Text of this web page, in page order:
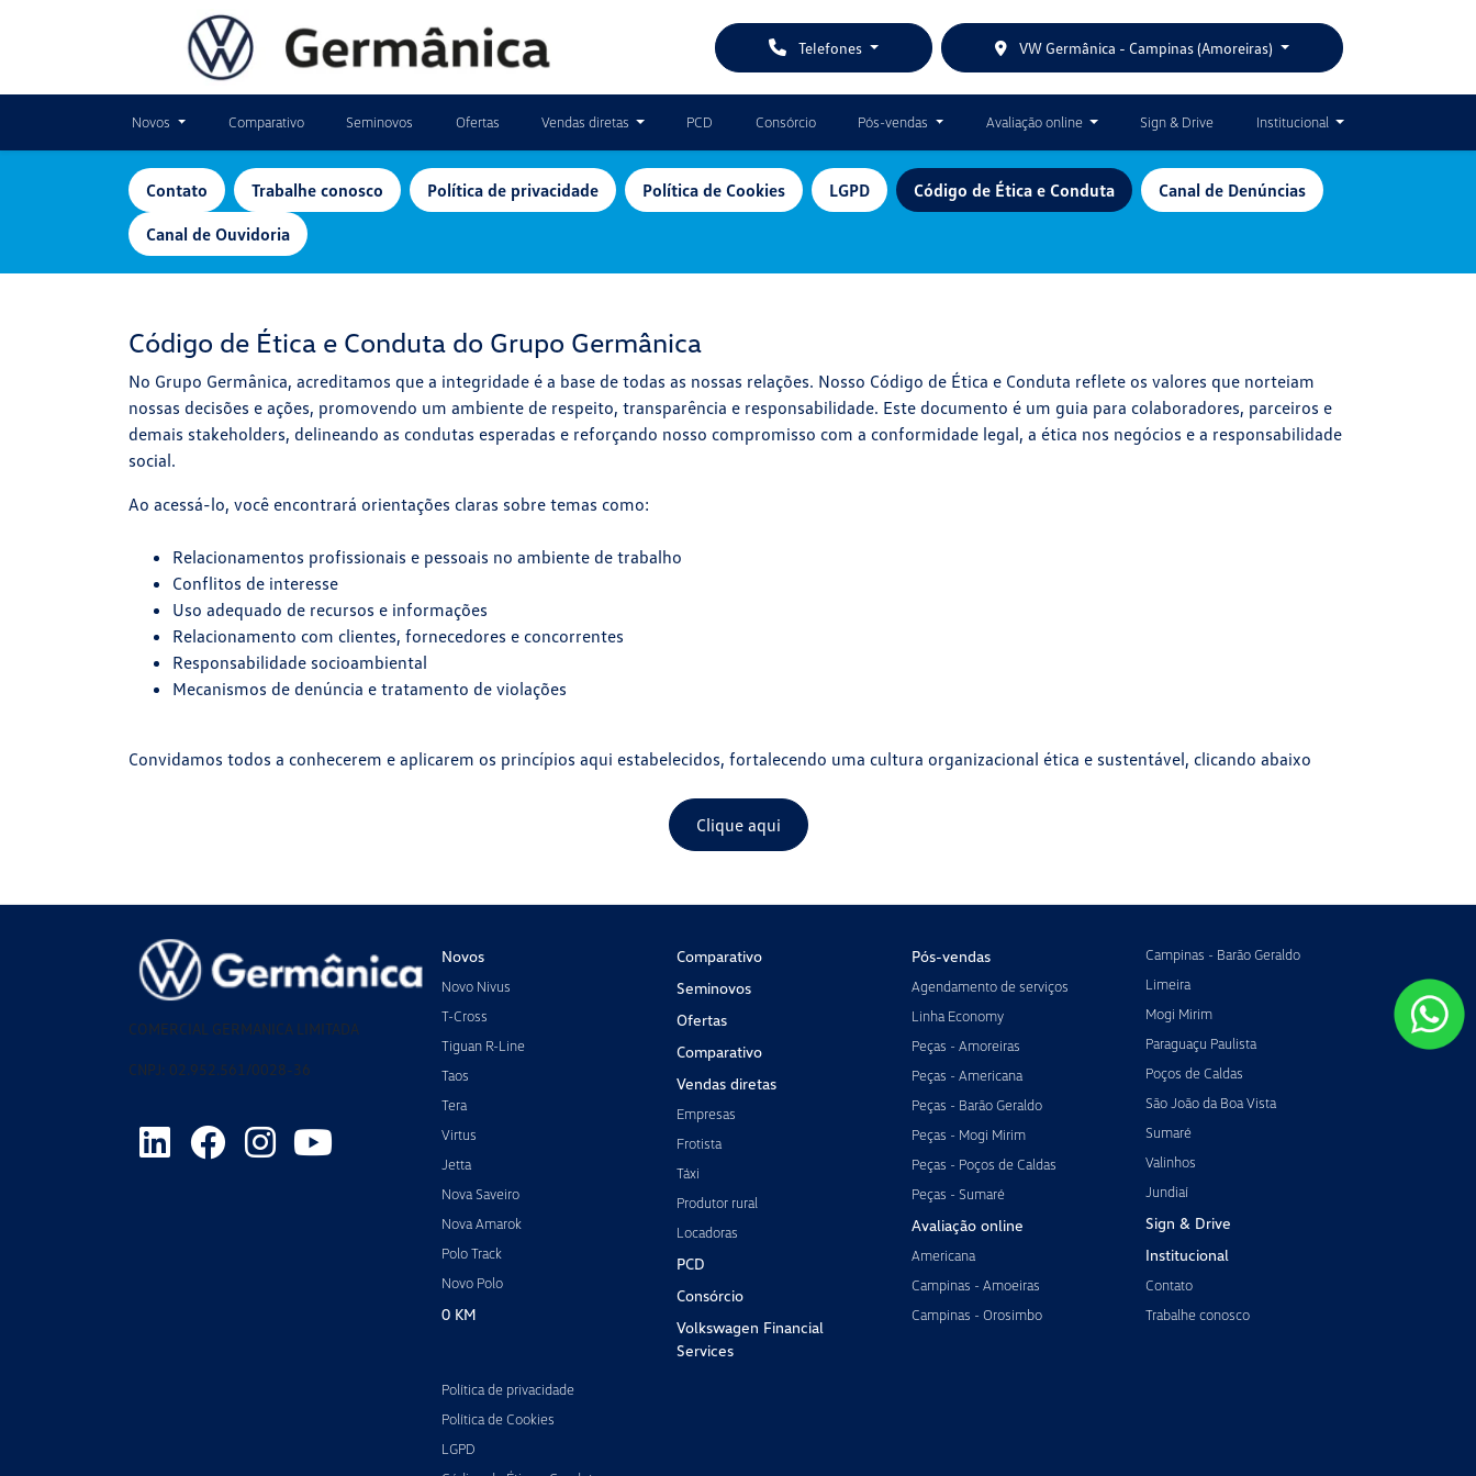
Telefones VW Germânica - Campinas (Amoreiras)
Novos Comparativo Seminovos Ofertas Vendas diretas PCD Consórcio Pós-vendas Avaliação online Sign & Drive Institucional
Contato Trabalhe conosco Política de privacidade Política de Cookies LGPD Código de Ética e Conduta
Canal de Denúncias
Canal de Ouvidoria
Código de Ética e Conduta do Grupo Germânica
No Grupo Germânica, acreditamos que a integridade é a base de todas as nossas relações. Nosso Código de Ética e Conduta reflete os valores que norteiam
nossas decisões e ações, promovendo um ambiente de respeito, transparência e responsabilidade. Este documento é um guia para colaboradores, parceiros e
demais stakeholders, delineando as condutas esperadas e reforçando nosso compromisso com a conformidade legal, a ética nos negócios e a responsabilidade
social.
Ao acessá-lo, você encontrará orientações claras sobre temas como:
Relacionamentos profissionais e pessoais no ambiente de trabalho
Conflitos de interesse
Uso adequado de recursos e informações
Relacionamento com clientes, fornecedores e concorrentes
Responsabilidade socioambiental
Mecanismos de denúncia e tratamento de violações
Convidamos todos a conhecerem e aplicarem os princípios aqui estabelecidos, fortalecendo uma cultura organizacional ética e sustentável, clicando abaixo
Clique aqui
COMERCIAL GERMANICA LIMITADA
CNPJ: 02.952.561/0028-36
Novos
Novo Nivus
T-Cross
Tiguan R-Line
Taos
Tera
Virtus
Jetta
Nova Saveiro
Nova Amarok
Polo Track
Novo Polo
0 KM
Comparativo
Seminovos
Ofertas
Comparativo
Vendas diretas
Empresas
Frotista
Táxi
Produtor rural
Locadoras
PCD
Consórcio
Volkswagen Financial
Services
Pós-vendas
Agendamento de serviços
Linha Economy
Peças - Amoreiras
Peças - Americana
Peças - Barão Geraldo
Peças - Mogi Mirim
Peças - Poços de Caldas
Peças - Sumaré
Avaliação online
Americana
Campinas - Amoeiras
Campinas - Orosimbo
Campinas - Barão Geraldo
Limeira
Mogi Mirim
Paraguaçu Paulista
Poços de Caldas
São João da Boa Vista
Sumaré
Valinhos
Jundiaí
Sign & Drive
Institucional
Contato
Trabalhe conosco
Política de privacidade
Política de Cookies
LGPD